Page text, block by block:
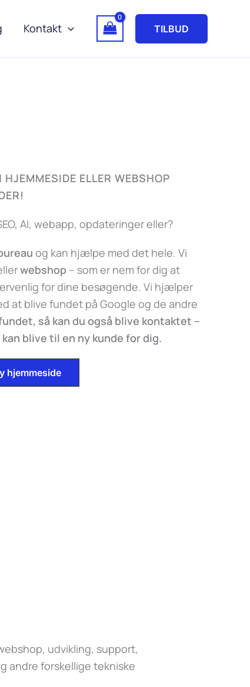
Kontakt TILBUD
HJEMMESIDE ELLER WEBSHOP
AI, webapp, opdateringer eller?
og kan hjælpe med det hele. Vi
webshop – som er nem for dig at
for dine besøgende. Vi hjælper
at blive fundet på Google og de andre
så kan du også blive kontaktet –
blive til en ny kunde for dig.
hjemmeside
udvikling, support,
andre forskellige tekniske